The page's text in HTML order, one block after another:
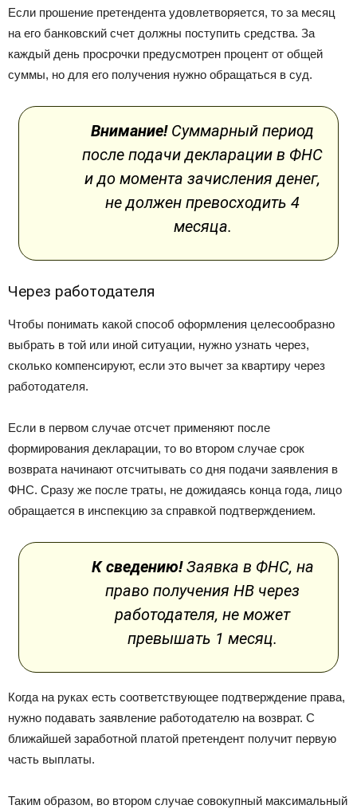
Если прошение претендента удовлетворяется, то за месяц
на его банковский счет должны поступить средства. За
каждый день просрочки предусмотрен процент от общей
суммы, но для его получения нужно обращаться в суд.
Внимание!Суммарный период
после подачи декларации в ФНС
и до момента зачисления денег,
не должен превосходить 4
месяца.
Через работодателя
Чтобы понимать какой способ оформления целесообразно
выбрать в той или иной ситуации, нужно узнать через,
сколько компенсируют, если это вычет за квартиру через
работодателя.
Если в первом случае отсчет применяют после
формирования декларации, то во втором случае срок
возврата начинают отсчитывать со дня подачи заявления в
ФНС. Сразу же после траты, не дожидаясь конца года, лицо
обращается в инспекцию за справкой подтверждением.
К сведению!Заявка в ФНС, на
право получения НВ через
работодателя, не может
превышать 1 месяц.
Когда на руках есть соответствующее подтверждение права,
нужно подавать заявление работодателю на возврат. С
ближайшей заработной платой претендент получит первую
часть выплаты.
Таким образом, во втором случае совокупный максимальный